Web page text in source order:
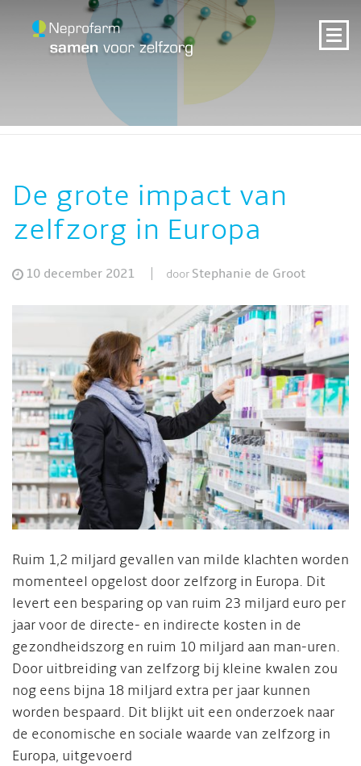
De grote impact van
zelfzorg in Europa
10 december 2021 door Stephanie de Groot
Ruim 1,2 miljard gevallen van milde klachten worden
momenteel opgelost door zelfzorg in Europa. Dit
levert een besparing op van ruim 23 miljard euro per
jaar voor de directe- en indirecte kosten in de
gezondheidszorg en ruim 10 miljard aan man-uren.
Door uitbreiding van zelfzorg bij kleine kwalen zou
nog eens bijna 18 miljard extra per jaar kunnen
worden bespaard. Dit blijkt uit een onderzoek naar
de economische en sociale waarde van zelfzorg in
Europa, uitgevoerd